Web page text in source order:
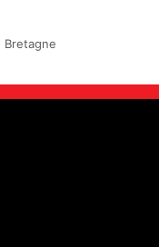
Bretagne